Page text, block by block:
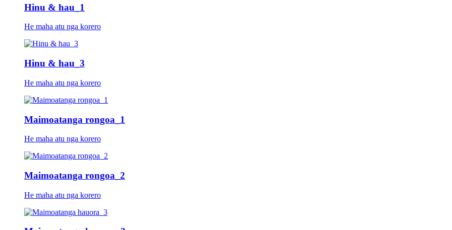
Hinu & hau_1
He maha atu nga korero
Hinu & hau_3
He maha atu nga korero
Maimoatanga rongoa_1
He maha atu nga korero
Maimoatanga rongoa_2
He maha atu nga korero